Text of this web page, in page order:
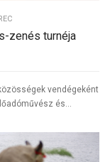
zenés turnéja
vendégeként
és...